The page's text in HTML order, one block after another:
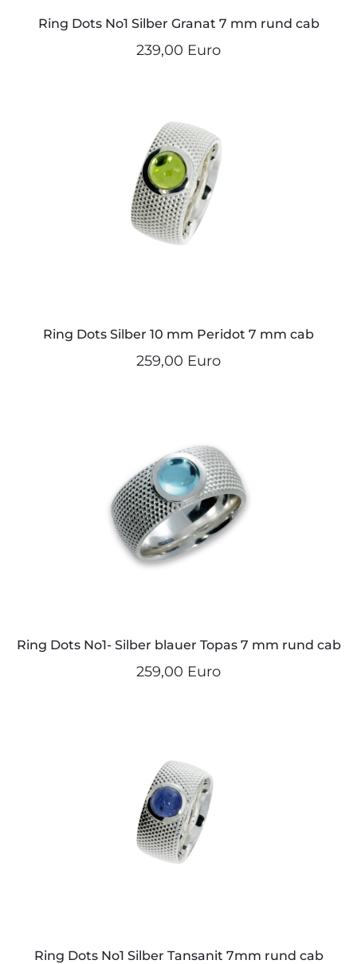
Ring Dots No1 Silber Granat 7 mm rund cab
239,00 Euro
Ring Dots Silber 10 mm Peridot 7 mm cab
259,00 Euro
Ring Dots No1- Silber blauer Topas 7 mm rund cab
259,00 Euro
Ring Dots No1 Silber Tansanit 7mm rund cab